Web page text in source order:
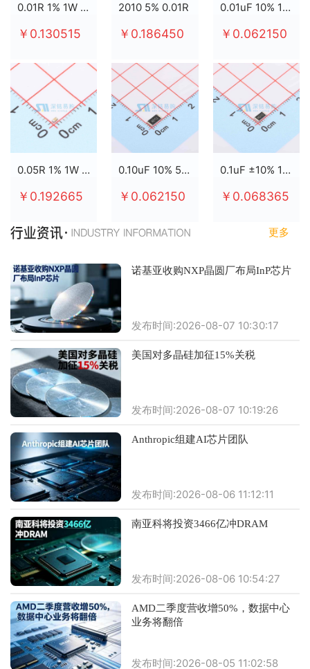
0.01R 1% 1W 2512
￥0.130515
2010 5% 0.01R
￥0.186450
0.01uF 10% 100V X7R 0603
￥0.062150
0.05R 1% 1W 2512
￥0.192665
0.10uF 10% 50V X7R 0805
￥0.062150
0.1uF ±10% 100V X7R 0805
￥0.068365
更多
诺基亚收购NXP晶圆厂布局InP芯片
发布时间:2026-08-07 10:30:17
美国对多晶硅加征15%关税
发布时间:2026-08-07 10:19:26
Anthropic组建AI芯片团队
发布时间:2026-08-06 11:12:11
南亚科将投资3466亿冲DRAM
发布时间:2026-08-06 10:54:27
AMD二季度营收增50%，数据中心
业务将翻倍
发布时间:2026-08-05 11:02:58